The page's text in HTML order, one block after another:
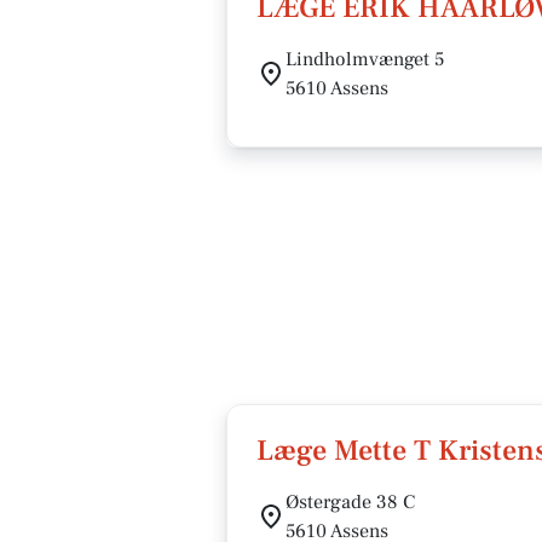
LÆGE ERIK
Lindholmvænget 5
5610 Assens
Læge Mette T
Østergade 38 C
5610 Assens